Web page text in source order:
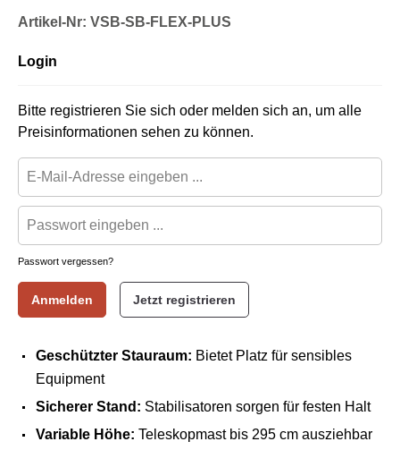
Artikel-Nr: VSB-SB-FLEX-PLUS
Login
Bitte registrieren Sie sich oder melden sich an, um alle
Preisinformationen sehen zu können.
Passwort vergessen?
Anmelden Jetzt registrieren
Geschützter Stauraum: Bietet Platz für sensibles
Equipment
Sicherer Stand: Stabilisatoren sorgen für festen Halt
Variable Höhe: Teleskopmast bis 295 cm ausziehbar